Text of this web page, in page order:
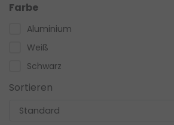
Farbe
Aluminium
Weiß
Schwarz
Sortieren